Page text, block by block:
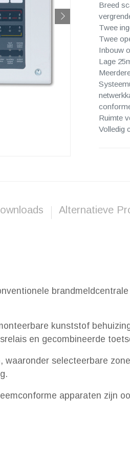
Breed
Twee
Twee
Inbouw
Lage
Ruimte
Volledig
Alternatieve
kunststof
en gecombineerde
selecteerbare
apparaten zijn